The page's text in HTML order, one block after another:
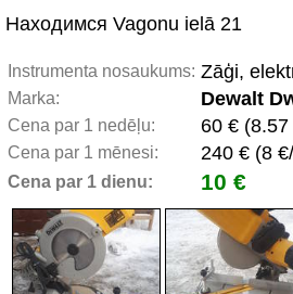
Находимся Vagonu ielā 21
Instrumenta nosaukums: Zāģi,
Marka: Dewalt
Cena par 1 nedēļu: 60 €
Cena par 1 mēnesi: 240 € (8
Cena par 1 dienu: 10 €